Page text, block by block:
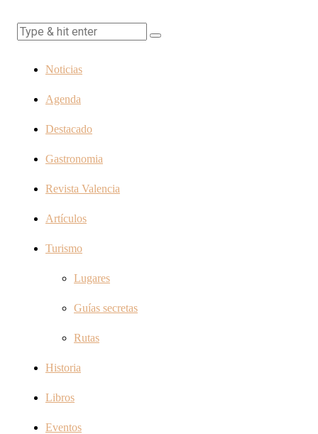
Noticias
Agenda
Destacado
Gastronomia
Revista Valencia
Artículos
Turismo
Lugares
Guías secretas
Rutas
Historia
Libros
Eventos